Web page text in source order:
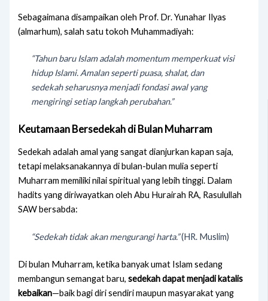
Sebagaimana disampaikan oleh Prof. Dr. Yunahar Ilyas
(almarhum), salah satu tokoh Muhammadiyah:
“Tahun baru Islam adalah momentum memperkuat visi
hidup Islami. Amalan seperti puasa, shalat, dan
sedekah seharusnya menjadi fondasi awal yang
mengiringi setiap langkah perubahan.”
Keutamaan Bersedekah di Bulan Muharram
Sedekah adalah amal yang sangat dianjurkan kapan saja,
tetapi melaksanakannya di bulan-bulan mulia seperti
Muharram memiliki nilai spiritual yang lebih tinggi. Dalam
hadits yang diriwayatkan oleh Abu Hurairah RA, Rasulullah
SAW bersabda:
“Sedekah tidak akan mengurangi harta.”(HR. Muslim)
Di bulan Muharram, ketika banyak umat Islam sedang
membangun semangat baru,sedekah dapat menjadi katalis
kebaikan—baik bagi diri sendiri maupun masyarakat yang